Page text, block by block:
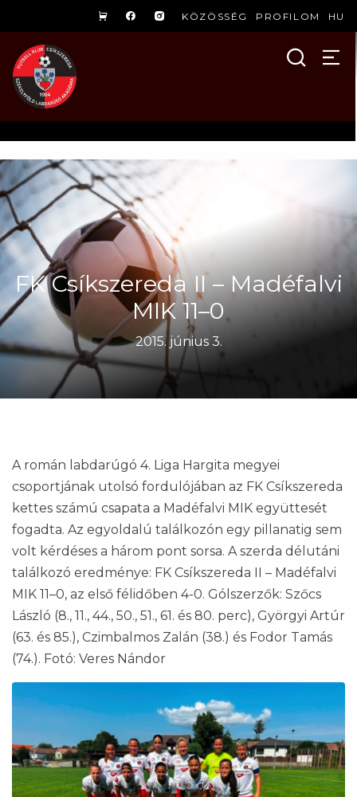
KÖZÖSSÉG PROFILOM HU
FK Csíkszereda II – Madéfalvi
MIK 11–0
2015. június 3.
A román labdarúgó 4. Liga Hargita megyei
csoportjának utolsó fordulójában az FK Csíkszereda
kettes számú csapata a Madéfalvi MIK együttesét
fogadta. Az egyoldalú találkozón egy pillanatig sem
volt kérdéses a három pont sorsa. A szerda délutáni
találkozó eredménye: FK Csíkszereda II – Madéfalvi
MIK 11–0, az első félidőben 4-0. Gólszerzők: Szőcs
László (8., 11., 44., 50., 51., 61. és 80. perc), Györgyi Artúr
(63. és 85.), Czimbalmos Zalán (38.) és Fodor Tamás
(74.). Fotó: Veres Nándor